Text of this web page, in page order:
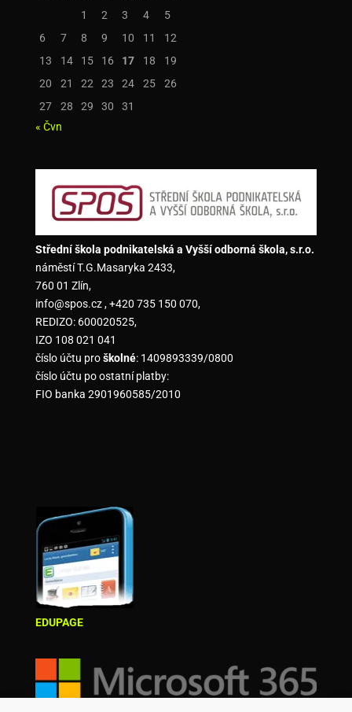
1
2 3 4
5
6
7 8 9 10 11
12
13
14 15 16 17 18
19
20
21 22 23 24 25
26
27
28 29 30
31
« Čvn
Střední škola podnikatelská a Vyšší odborná škola, s.r.o.
náměstí T.G.Masaryka 2433,
760 01 Zlín,
info@spos.cz , +420 735 150 070,
REDIZO: 600020525,
IZO 108 021 041
číslo účtu proškolné: 1409893339/0800
číslo účtu po ostatní platby:
FIO banka 2901960585/2010
EDUPAGE